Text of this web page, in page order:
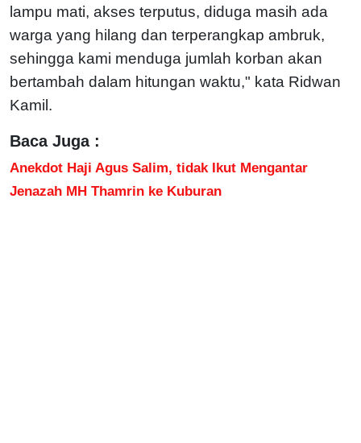
lampu mati, akses terputus, diduga masih ada
warga yang hilang dan terperangkap ambruk,
sehingga kami menduga jumlah korban akan
bertambah dalam hitungan waktu," kata Ridwan
Kamil.
Baca Juga :
Anekdot Haji Agus Salim, tidak Ikut Mengantar
Jenazah MH Thamrin ke Kuburan